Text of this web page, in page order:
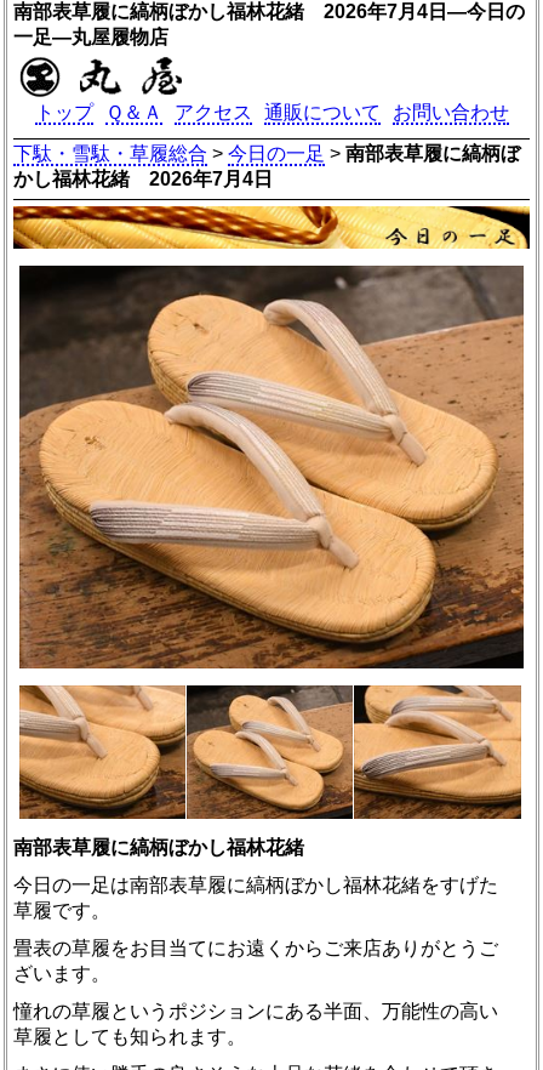
南部表草履に縞柄ぼかし福林花緒 2026年7月4日―今日の
一足―丸屋履物店
トップ Ｑ＆Ａ アクセス 通販について
お問い合わせ
下駄・雪駄・草履総合 >今日の一足 >南部表草履に縞柄ぼ
かし福林花緒 2026年7月4日
南部表草履に縞柄ぼかし福林花緒
今日の一足は南部表草履に縞柄ぼかし福林花緒をすげた
草履です。
畳表の草履をお目当てにお遠くからご来店ありがとうご
ざいます。
憧れの草履というポジションにある半面、万能性の高い
草履としても知られます。